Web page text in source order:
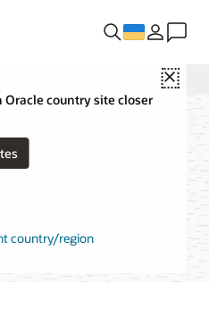
Close
country site closer
country/region